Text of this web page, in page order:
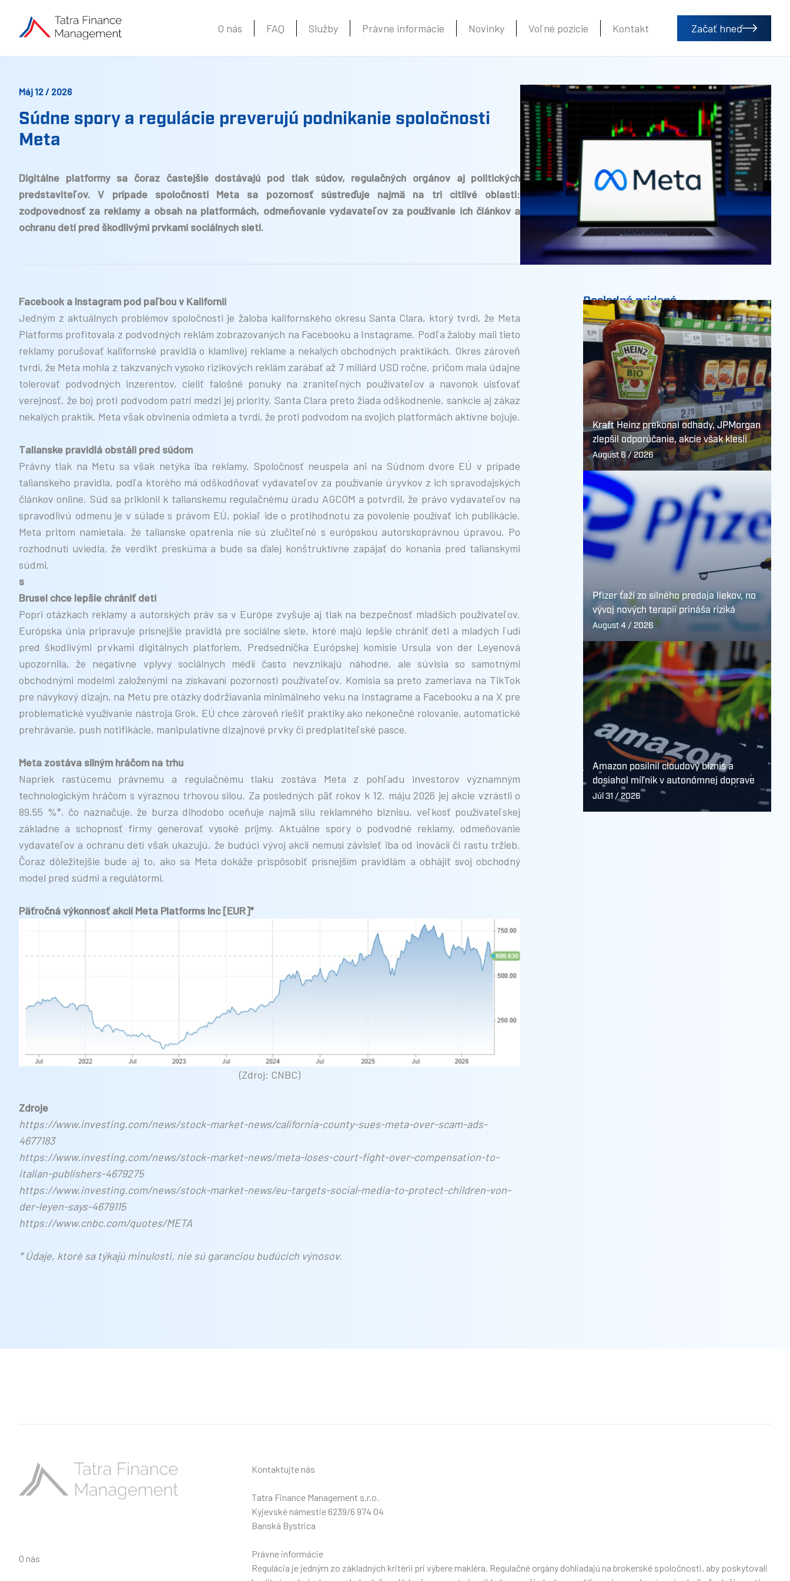
O nás FAQ Služby Právne informácie Novinky Voľné pozície Kontakt Začať hneď
Máj 12 / 2026
Súdne spory a regulácie preverujú podnikanie spoločnosti
Meta
Digitálne platformy sa čoraz častejšie dostávajú pod tlak súdov, regulačných orgánov aj politických
predstaviteľov. V prípade spoločnosti Meta sa pozornosť sústreďuje najmä na tri citlivé oblasti:
zodpovednosť za reklamy a obsah na platformách, odmeňovanie vydavateľov za používanie ich článkov a
ochranu detí pred škodlivými prvkami sociálnych sietí.
Facebook a Instagram pod paľbou v Kalifornii
Jedným z aktuálnych problémov spoločnosti je žaloba kalifornského okresu Santa Clara, ktorý tvrdí, že Meta
Platforms profitovala z podvodných reklám zobrazovaných na Facebooku a Instagrame. Podľa žaloby mali tieto
reklamy porušovať kalifornské pravidlá o klamlivej reklame a nekalých obchodných praktikách. Okres zároveň
tvrdí, že Meta mohla z takzvaných vysoko rizikových reklám zarábať až 7 miliárd USD ročne, pričom mala údajne
tolerovať podvodných inzerentov, cieliť falošné ponuky na zraniteľných používateľov a navonok uisťovať
verejnosť, že boj proti podvodom patrí medzi jej priority. Santa Clara preto žiada odškodnenie, sankcie aj zákaz
nekalých praktík. Meta však obvinenia odmieta a tvrdí, že proti podvodom na svojich platformách aktívne bojuje.
Talianske pravidlá obstáli pred súdom
Právny tlak na Metu sa však netýka iba reklamy. Spoločnosť neuspela ani na Súdnom dvore EÚ v prípade
talianskeho pravidla, podľa ktorého má odškodňovať vydavateľov za používanie úryvkov z ich spravodajských
článkov online. Súd sa priklonil k talianskemu regulačnému úradu AGCOM a potvrdil, že právo vydavateľov na
spravodlivú odmenu je v súlade s právom EÚ, pokiaľ ide o protihodnotu za povolenie používať ich publikácie.
Meta pritom namietala, že talianske opatrenia nie sú zlučiteľné s európskou autorskoprávnou úpravou. Po
rozhodnutí uviedla, že verdikt preskúma a bude sa ďalej konštruktívne zapájať do konania pred talianskymi
súdmi.
s
Brusel chce lepšie chrániť deti
Popri otázkach reklamy a autorských práv sa v Európe zvyšuje aj tlak na bezpečnosť mladších používateľov.
Európska únia pripravuje prísnejšie pravidlá pre sociálne siete, ktoré majú lepšie chrániť deti a mladých ľudí
pred škodlivými prvkami digitálnych platforiem. Predsedníčka Európskej komisie Ursula von der Leyenová
upozornila, že negatívne vplyvy sociálnych médií často nevznikajú náhodne, ale súvisia so samotnými
obchodnými modelmi založenými na získavaní pozornosti používateľov. Komisia sa preto zameriava na TikTok
pre návykový dizajn, na Metu pre otázky dodržiavania minimálneho veku na Instagrame a Facebooku a na X pre
problematické využívanie nástroja Grok. EÚ chce zároveň riešiť praktiky ako nekonečné rolovanie, automatické
prehrávanie, push notifikácie, manipulatívne dizajnové prvky či predplatiteľské pasce.
Meta zostáva silným hráčom na trhu
Napriek rastúcemu právnemu a regulačnému tlaku zostáva Meta z pohľadu investorov významným
technologickým hráčom s výraznou trhovou silou. Za posledných päť rokov k 12. máju 2026 jej akcie vzrástli o
89,55 %*, čo naznačuje, že burza dlhodobo oceňuje najmä silu reklamného biznisu, veľkosť používateľskej
základne a schopnosť firmy generovať vysoké príjmy. Aktuálne spory o podvodné reklamy, odmeňovanie
vydavateľov a ochranu detí však ukazujú, že budúci vývoj akcií nemusí závisieť iba od inovácií či rastu tržieb.
Čoraz dôležitejšie bude aj to, ako sa Meta dokáže prispôsobiť prísnejším pravidlám a obhájiť svoj obchodný
model pred súdmi a regulátormi.
Päťročná výkonnosť akcií Meta Platforms Inc [EUR]*
(Zdroj: CNBC)
Zdroje
https://www.investing.com/news/stock-market-news/california-county-sues-meta-over-scam-ads-
4677183
https://www.investing.com/news/stock-market-news/meta-loses-court-fight-over-compensation-to-
italian-publishers-4679275
https://www.investing.com/news/stock-market-news/eu-targets-social-media-to-protect-children-von-
der-leyen-says-4679115
https://www.cnbc.com/quotes/META
* Údaje, ktoré sa týkajú minulosti, nie sú garanciou budúcich výnosov.
Posledné pridané
Kraft Heinz prekonal odhady, JPMorgan
zlepšil odporúčanie, akcie však klesli
August 6 / 2026
Pfizer ťaží zo silného predaja liekov, no
vývoj nových terapií prináša riziká
August 4 / 2026
Amazon posilnil cloudový biznis a
dosiahol míľnik v autonómnej doprave
Júl 31 / 2026
O nás
Kontaktujte nás
Tatra Finance Management s.r.o.
Kyjevské námestie 6239/6 974 04
Banská Bystrica
Právne informácie
Regulácia je jedným zo základných kritérií pri výbere makléra. Regulačné orgány dohliadajú na brokerské spoločnosti, aby poskytovali